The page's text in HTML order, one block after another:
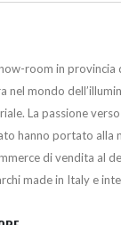
room in provincia
nel mondo
La passione
hanno portato alla
di vendita al
made in Italy e